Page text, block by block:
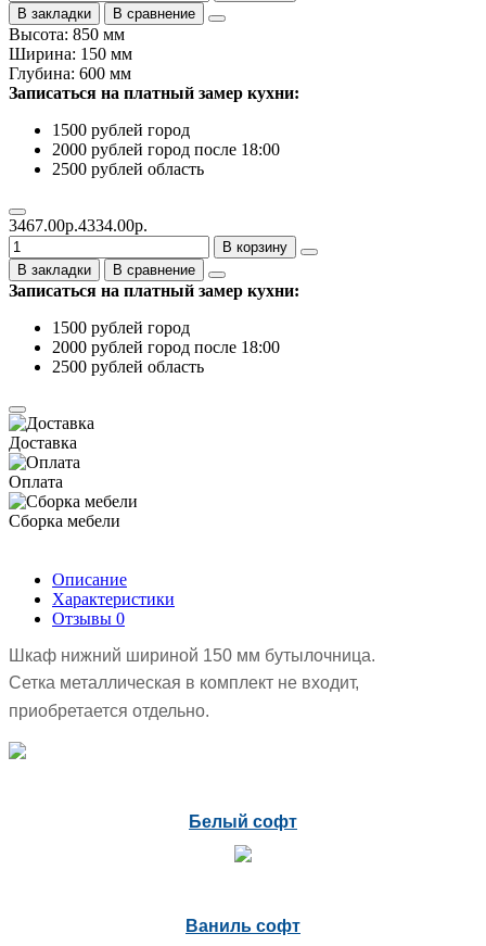
В закладки
В сравнение
Высота: 850 мм
Ширина: 150 мм
Глубина: 600 мм
Записаться на платный замер кухни:
1500 рублей город
2000 рублей город после 18:00
2500 рублей область
3467.00р.4334.00р.
В корзину
В закладки
В сравнение
Записаться на платный замер кухни:
1500 рублей город
2000 рублей город после 18:00
2500 рублей область
Доставка
Оплата
Сборка мебели
Описание
Характеристики
Отзывы 0
Шкаф нижний шириной 150 мм бутылочница.
Сетка металлическая в комплект не входит,
приобретается отдельно.
Белый софт
Ваниль софт